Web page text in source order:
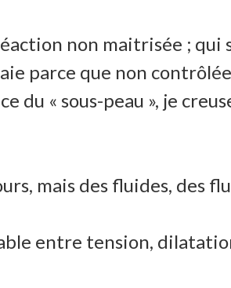
non maitrisée ;
parce que non
du « sous-peau », je
mais des fluides, des
entre tension,